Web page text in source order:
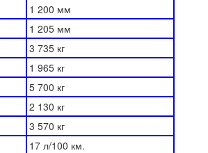
1 200 мм
1 205 мм
3 735 кг
1 965 кг
5 700 кг
2 130 кг
3 570 кг
17 л/100 км.